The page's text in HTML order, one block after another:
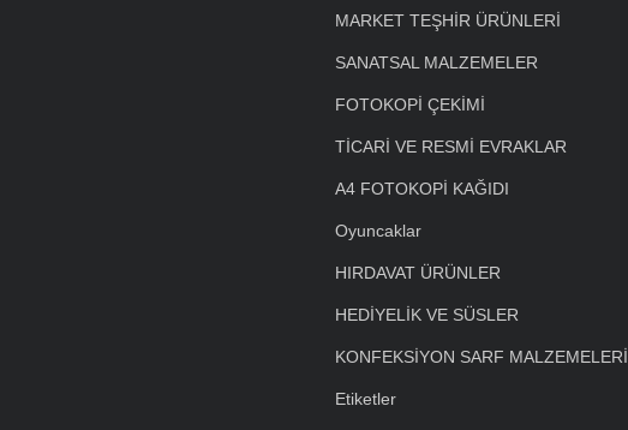
MARKET TEŞHİR ÜRÜNLERİ
SANATSAL MALZEMELER
FOTOKOPİ ÇEKİMİ
TİCARİ VE RESMİ EVRAKLAR
A4 FOTOKOPİ KAĞIDI
Oyuncaklar
HIRDAVAT ÜRÜNLER
HEDİYELİK VE SÜSLER
KONFEKSİYON SARF MALZEMELERİ
Etiketler